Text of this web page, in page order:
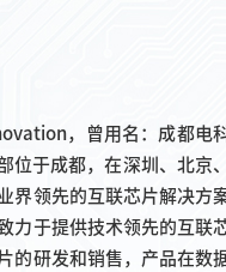
，曾用名：成都电
于成都，在深圳、北京、
界领先的互联芯片解决方
力于提供技术领先的互联
的研发和销售，产品在数